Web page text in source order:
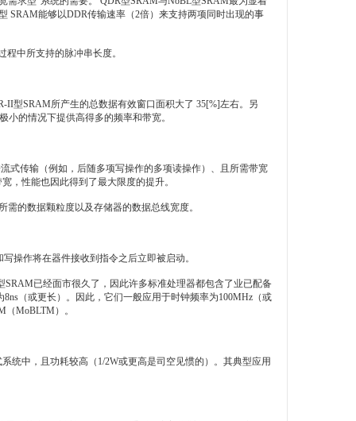
SRAM能够以DDR传输速率（2倍）来支持两项同时出现的事
中所支持的脉冲串长度。
型SRAM所产生的总数据有效窗口面积大了 35[%]左右。另
的情况下提供高得多的频率和带宽。
传输（例如，后随多项写操作的多项读操作）、且所需带宽
，性能也因此得到了最大限度的提升。
的数据颗粒度以及存储器的数据总线宽度。
作将在器件接收到指令之后立即被启动。
已经面市很久了，因此许多标准处理器都包含了业已配备
（或更长）。因此，它们一般应用于时钟频率为100MHz（或
MoBLTM）。
中，且功耗较高（1/2W或更高是司空见惯的）。其典型应用